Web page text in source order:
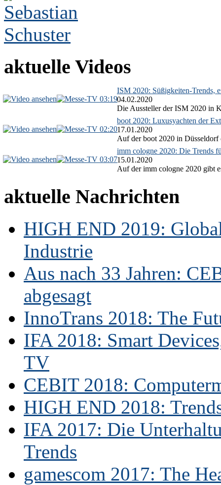
aktuelle Videos
03:19
ISM 2020: Süßigkeiten-Trends,
04.02.2020
Die Aussteller der ISM 2020 in
02:20
boot 2020: Luxusyachten der
17.01.2020
Auf der boot 2020 in Düsseldorf
03:07
imm cologne 2020: Die Trends
15.01.2020
Auf der imm cologne 2020 gibt
aktuelle Nachrichten
HIGH END 2019:
Industrie
Aus nach 33 Jahren:
abgesagt
InnoTrans 2018: The
IFA 2018: Smart
TV
CEBIT 2018:
HIGH END 2018:
IFA 2017: Die
Trends
gamescom 2017: The